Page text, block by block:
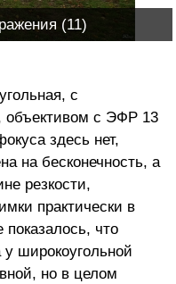
(11)
с
объективом с ЭФР 13
здесь нет,
на бесконечность, а
резкости,
практически в
что
широкоугольной
но в целом